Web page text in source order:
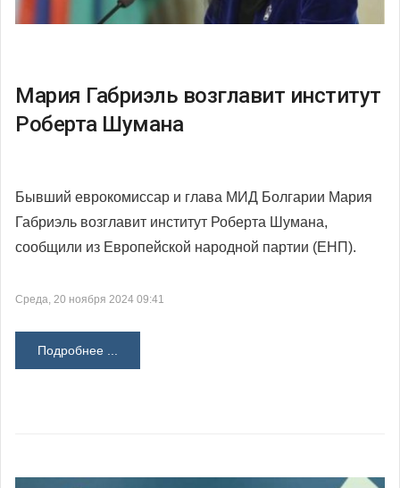
Мария Габриэль возглавит институт
Роберта Шумана
Бывший еврокомиссар и глава МИД Болгарии Мария
Габриэль возглавит институт Роберта Шумана,
сообщили из Европейской народной партии (ЕНП).
Среда, 20 ноября 2024 09:41
Подробнее ...